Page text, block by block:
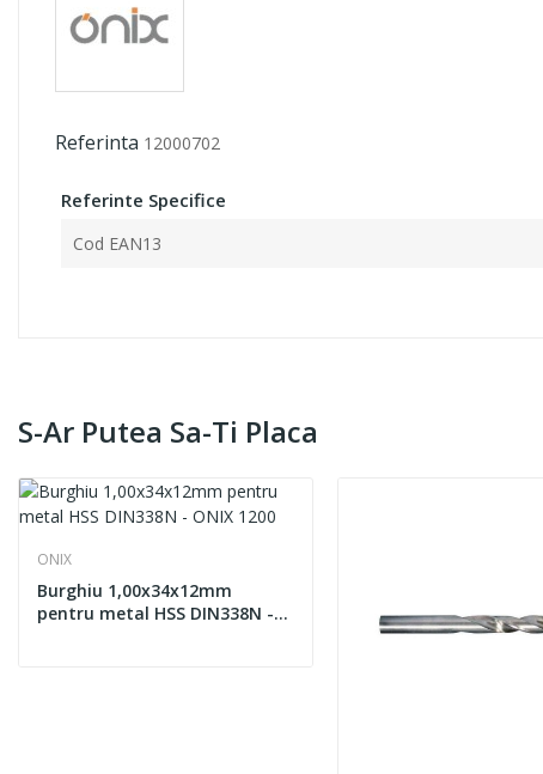
Referinta 12000702
Referinte Specifice
Cod EAN13
S-Ar Putea Sa-Ti Placa
ONIX
Burghiu 1,00x34x12mm
pentru metal HSS DIN338N -